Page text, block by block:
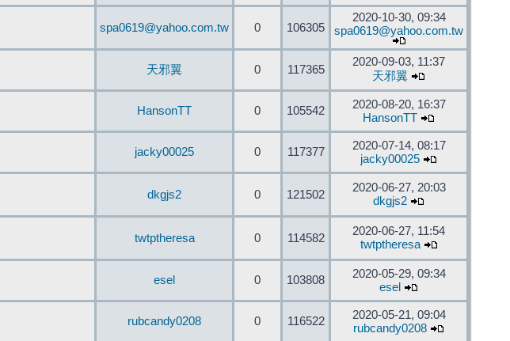
spa0619@yahoo.com.tw 0 106305
2020-10-30, 09:34
spa0619@yahoo.com.tw
天邪翼 0 117365
2020-09-03, 11:37
天邪翼
HansonTT 0 105542
2020-08-20, 16:37
HansonTT
jacky00025 0 117377
2020-07-14, 08:17
jacky00025
dkgjs2 0 121502
2020-06-27, 20:03
dkgjs2
twtptheresa 0 114582
2020-06-27, 11:54
twtptheresa
esel 0 103808
2020-05-29, 09:34
esel
rubcandy0208 0 116522
2020-05-21, 09:04
rubcandy0208